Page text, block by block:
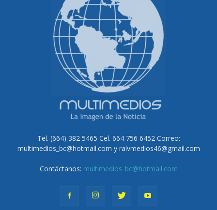
Tel. (664) 382 5465 Cel. 664 756 6452 Correo:
multimedios_bc@hotmail.com y ralvmedios46@gmail.com
Contáctanos: multimedios_bc@hotmail.com